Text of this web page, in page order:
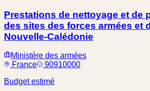
Prestations de nettoyage et de
des sites des forces armées et
Nouvelle-Calédonie
Ministère des armées
France
90910000
Budget estimé